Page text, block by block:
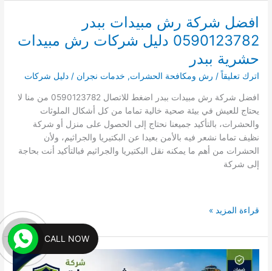
مبيدات
بشرورة
0534568066
شركات
رش
مبيدات
حشرية
بشرورة
افضل شركة رش مبيدات ببدر
0590123782 دليل شركات رش مبيدات
حشرية ببدر
اترك تعليقاً / رش ومكافحة الحشرات, خدمات نجران /دليل شركات
افضل شركة رش مبيدات ببدر اضغط للاتصال 0590123782 من منا لا
يحتاج للعيش في بيئة صحية خالية تماما من كل أشكال الملوثات
والحشرات، بالتأكيد جميعنا نحتاج إلى الحصول على منزل أو شركة
نظيف تماما نشعر فيه بالأمن بعيدا عن البكتيريا والجراثيم، ولأن
الحشرات من أهم ما يمكنه نقل البكتيريا والجراثيم فبالتأكيد أنت بحاجة
إلى شركة
افضل
رش
مبيدات
ببدر
قراءة المزيد »
CALL NOW